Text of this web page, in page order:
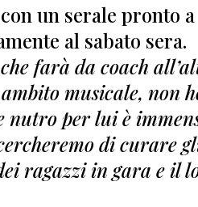
un serale pronto a
al sabato sera.
farà da coach
musicale, non
nutro per lui è
di curare
ragazzi in gara e il